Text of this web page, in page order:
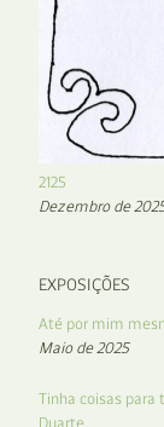
2125
Dezembro de
EXPOSIÇÕES
Até por mim
Maio de 2025
Tinha coisas para
Duarte